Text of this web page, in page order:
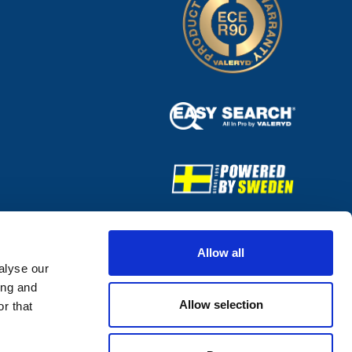
our
and
that
Allow all
Allow selection